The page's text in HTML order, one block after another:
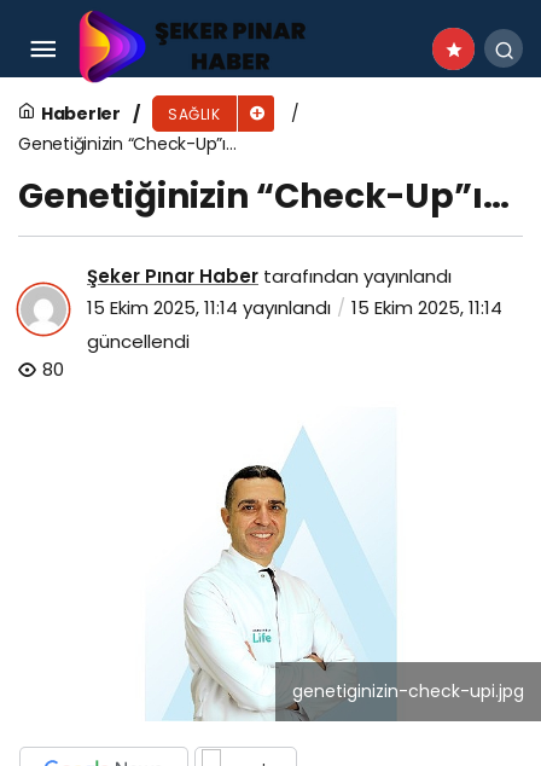
Haberler SAĞLIK
Genetiğinizin “Check-Up”ı…
Genetiğinizin “Check-Up”ı…
Şeker Pınar Haber tarafından yayınlandı
15 Ekim 2025, 11:14 yayınlandı
15 Ekim 2025, 11:14
güncellendi
80
genetiginizin-check-upi.jpg
Egeli akademisyenlerin projesi ile ruhsal
bozukluğu olan bireylerin 3D yazıcı kullanarak